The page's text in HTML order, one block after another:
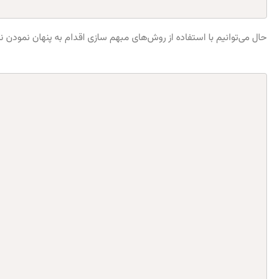
حال می‌توانیم با استفاده از روش‌های مبهم سازی اقدام به پنهان نمودن